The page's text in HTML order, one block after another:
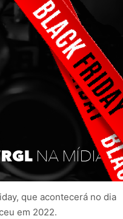
que acontecerá no dia
em 2022.